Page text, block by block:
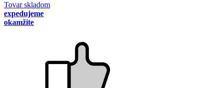
Tovar skladom
expedujeme
okamžite